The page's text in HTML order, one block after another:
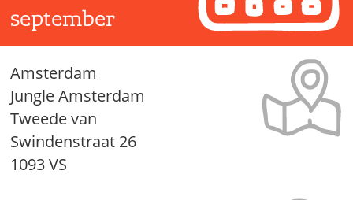
september
Amsterdam
Jungle Amsterdam
Tweede van
Swindenstraat 26
1093 VS